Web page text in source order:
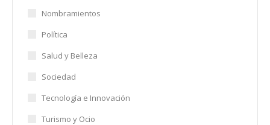
Nombramientos
Política
Salud y Belleza
Sociedad
Tecnología e Innovación
Turismo y Ocio